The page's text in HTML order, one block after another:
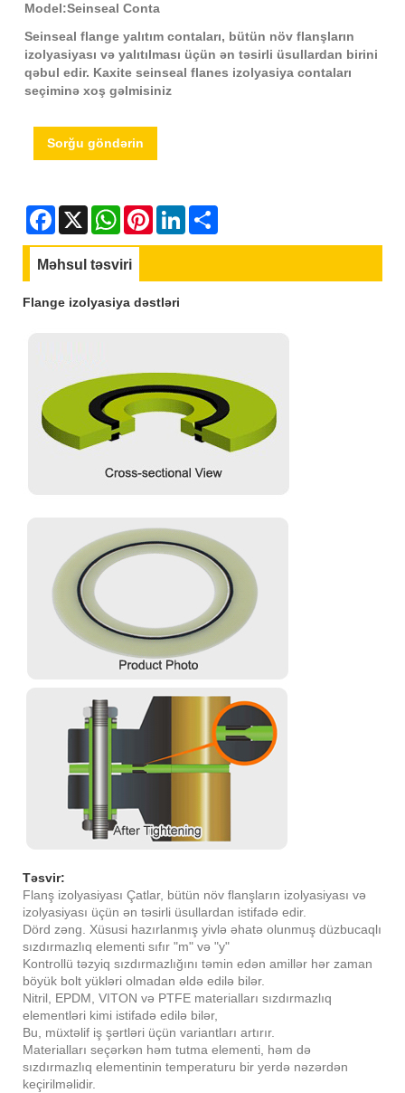
Model:Seinseal Conta
Seinseal flange yalıtım contaları, bütün növ flanşların
izolyasiyası və yalıtılması üçün ən təsirli üsullardan birini
qəbul edir. Kaxite seinseal flanes izolyasiya contaları
seçiminə xoş gəlmisiniz
Sorğu göndərin
Facebook
X WhatsAppPinterestLinkedIn
Məhsul təsviri
Flange izolyasiya dəstləri
Təsvir:
Flanş izolyasiyası Çatlar, bütün növ flanşların izolyasiyası və
izolyasiyası üçün ən təsirli üsullardan istifadə edir.
Dörd zəng. Xüsusi hazırlanmış yivlə əhatə olunmuş düzbucaqlı
sızdırmazlıq elementi sıfır "m" və "y"
Kontrollü təzyiq sızdırmazlığını təmin edən amillər hər zaman
böyük bolt yükləri olmadan əldə edilə bilər.
Nitril, EPDM, VITON və PTFE materialları sızdırmazlıq
elementləri kimi istifadə edilə bilər,
Bu, müxtəlif iş şərtləri üçün variantları artırır.
Materialları seçərkən həm tutma elementi, həm də
sızdırmazlıq elementinin temperaturu bir yerdə nəzərdən
keçirilməlidir.